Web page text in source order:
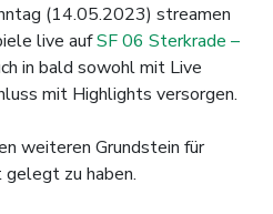
(14.05.2023) streamen
live aufSF 06 Sterkrade –
in bald sowohl mit Live
mit Highlights versorgen.
weiteren Grundstein für
zu haben.